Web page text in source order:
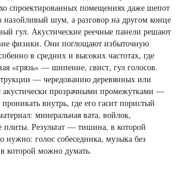
спроектированных помещениях даже шепот
назойливый шум, а разговор на другом конце
гул. Акустические реечные панели решают
физики. Они поглощают избыточную
в средних и высоких частотах, где
«грязь» — шипение, свист, гул голосов.
— чередованию деревянных или
акустически прозрачными промежутками —
внутрь, где его гасит пористый
минеральная вата, войлок,
плиты. Результат — тишина, в которой
нужно: голос собеседника, музыка без
которой можно думать.